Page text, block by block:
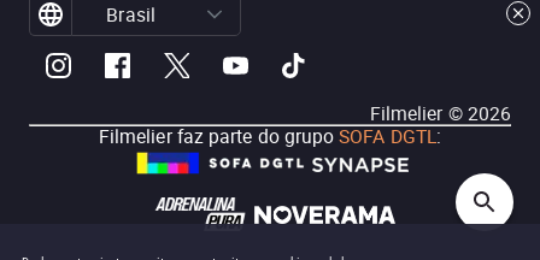
Brasil
Filmelier ©2026
Filmelier faz parte do grupoSOFA DGTL: